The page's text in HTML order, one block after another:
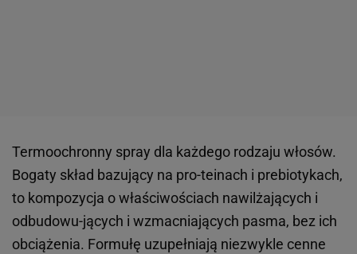
Termoochronny spray dla każdego rodzaju włosów.
Bogaty skład bazujący na pro-teinach i prebiotykach,
to kompozycja o właściwościach nawilżających i
odbudowu-jących i wzmacniających pasma, bez ich
obciążenia. Formułę uzupełniają niezwykle cenne